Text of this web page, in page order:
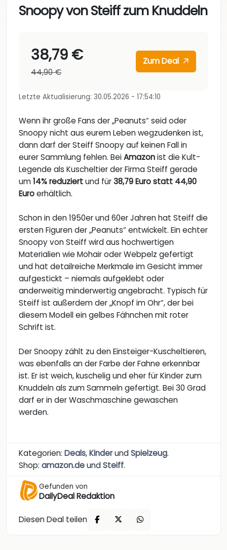
Snoopy von Steiff zum Knuddeln
38,79 €
44,90 €
Zum Deal
Letzte Aktualisierung: 30.05.2026 - 17:54:10
Wenn ihr große Fans der „Peanuts“ seid oder
Snoopy nicht aus eurem Leben wegzudenken ist,
dann darf der Steiff Snoopy auf keinen Fall in
eurer Sammlung fehlen. BeiAmazonist die Kult-
Legende als Kuscheltier der Firma Steiff gerade
um14% reduziertund für38,79 Euro statt 44,90
Euroerhältlich.
Schon in den 1950er und 60er Jahren hat Steiff die
ersten Figuren der „Peanuts“ entwickelt. Ein echter
Snoopy von Steiff wird aus hochwertigen
Materialien wie Mohair oder Webpelz gefertigt
und hat detailreiche Merkmale im Gesicht immer
aufgestickt – niemals aufgeklebt oder
anderweitig minderwertig angebracht. Typisch für
Steiff ist außerdem der „Knopf im Ohr“, der bei
diesem Modell ein gelbes Fähnchen mit roter
Schrift ist.
Der Snoopy zählt zu den Einsteiger-Kuscheltieren,
was ebenfalls an der Farbe der Fahne erkennbar
ist. Er ist weich, kuschelig und eher für Kinder zum
Knuddeln als zum Sammeln gefertigt. Bei 30 Grad
darf er in der Waschmaschine gewaschen
werden.
Kategorien: Deals,KinderundSpielzeug.
Shop: amazon.deundSteiff.
Gefunden von
DailyDeal Redaktion
Diesen Deal teilen